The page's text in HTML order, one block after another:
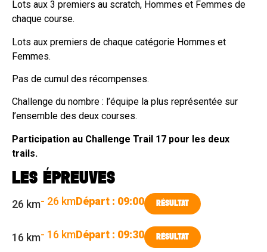
Lots aux 3 premiers au scratch, Hommes et Femmes de
chaque course.
Lots aux premiers de chaque catégorie Hommes et
Femmes.
Pas de cumul des récompenses.
Challenge du nombre : l’équipe la plus représentée sur
l’ensemble des deux courses.
Participation au Challenge Trail 17 pour les deux
trails.
LES ÉPREUVES
26 km- 26 kmDépart : 09:00 RÉSULTAT
16 km- 16 kmDépart : 09:30 RÉSULTAT